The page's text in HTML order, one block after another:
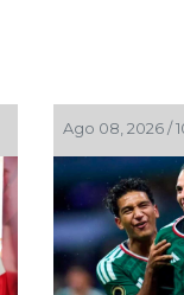
Ago 06, 2026